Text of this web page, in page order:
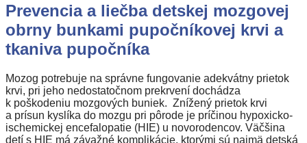
Prevencia a liečba detskej mozgovej
obrny bunkami pupočníkovej krvi a
tkaniva pupočníka
Mozog potrebuje na správne fungovanie adekvátny prietok
krvi, pri jeho nedostatočnom prekrvení dochádza
k poškodeniu mozgových buniek. Znížený prietok krvi
a prísun kyslíka do mozgu pri pôrode je príčinou hypoxicko-
ischemickej encefalopatie (HIE) u novorodencov. Väčšina
detí s HIE má závažné komplikácie, ktorými sú najmä detská